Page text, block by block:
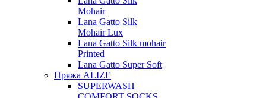
Mohair
Lana Gatto Silk
Mohair Lux
Lana Gatto Silk mohair
Printed
Lana Gatto Super Soft
Пряжа ALIZE
SUPERWASH